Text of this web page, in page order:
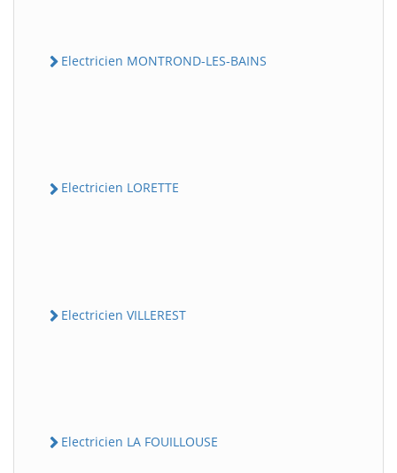
Electricien MONTROND-LES-BAINS
Electricien LORETTE
Electricien VILLEREST
Electricien LA FOUILLOUSE